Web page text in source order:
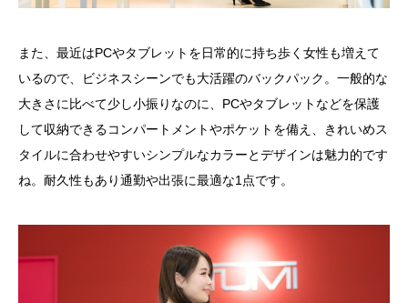
また、最近はPCやタブレットを日常的に持ち歩く女性も増えて
いるので、ビジネスシーンでも大活躍のバックパック。一般的な
大きさに比べて少し小振りなのに、PCやタブレットなどを保護
して収納できるコンパートメントやポケットを備え、きれいめス
タイルに合わせやすいシンプルなカラーとデザインは魅力的です
ね。耐久性もあり通勤や出張に最適な1点です。